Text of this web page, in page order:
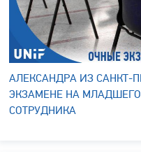
АЛЕКСАНДРА ИЗ САНКТ-
ЭКЗАМЕНЕ НА
СОТРУДНИКА